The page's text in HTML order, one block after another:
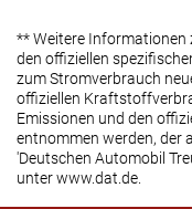
** Weitere
den offiziellen
zum Stromverbrauch
offiziellen
Emissionen und den
entnommen werden, der
'Deutschen Automobil
unter www.dat.de.